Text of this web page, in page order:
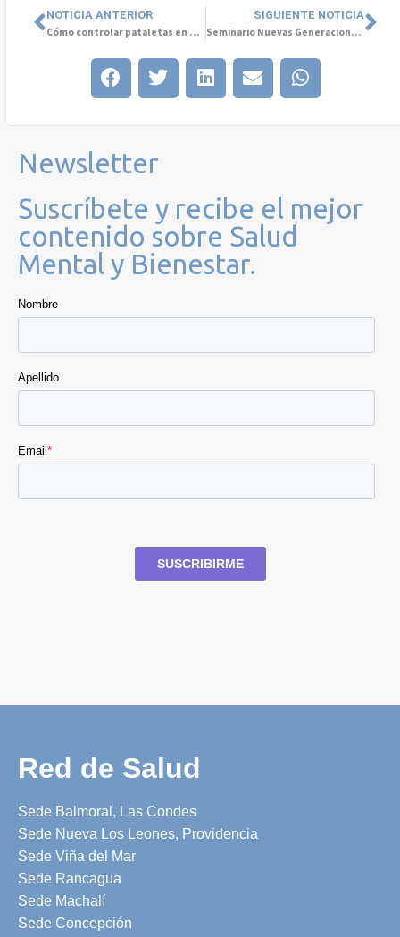
NOTICIA ANTERIOR
Cómo controlar pataletas en niños
SIGUIENTE NOTICIA
Seminario Nuevas Generaciones en Crisis: Desafíos de la Salud Mental en niños y adolescentes
Newsletter
Suscríbete y recibe el mejor
contenido sobre Salud
Mental y Bienestar.
Red de Salud
Sede Balmoral, Las Condes
Sede Nueva Los Leones, Providencia
Sede Viña del Mar
Sede Rancagua
Sede Machalí
Sede Concepción